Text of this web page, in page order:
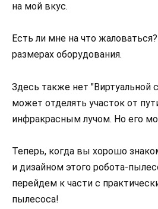
на мой вкус.
Есть ли мне на что
размерах оборудования.
Здесь также нет "Виртуальной
может отделять участок от
инфракрасным лучом. Но его
Теперь, когда вы хорошо
и дизайном этого робота-
перейдем к части с
пылесоса!